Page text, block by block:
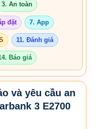
3. An toàn
đặt 7. App
11. Đánh giá
Báo giá
và yêu cầu an
3 E2700